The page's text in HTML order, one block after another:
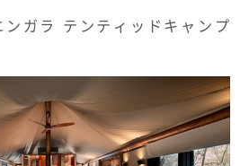
ンガラ テンティッドキャンプ